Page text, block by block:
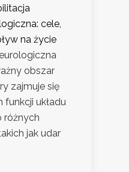
cele,
na życie
obszar
zajmuje się
funkcji układu
różnych
jak udar